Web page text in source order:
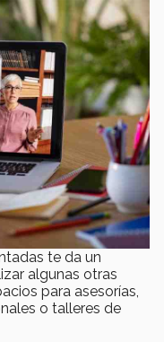
te da un
algunas otras
para asesorías,
o talleres de